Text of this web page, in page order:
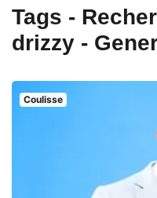
Tags -
drizzy -
Coulisse